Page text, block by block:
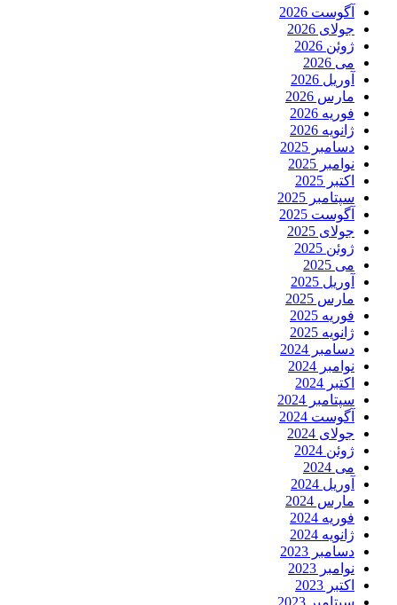
آگوست 2026
جولای 2026
ژوئن 2026
می 2026
آوریل 2026
مارس 2026
فوریه 2026
ژانویه 2026
دسامبر 2025
نوامبر 2025
اکتبر 2025
سپتامبر 2025
آگوست 2025
جولای 2025
ژوئن 2025
می 2025
آوریل 2025
مارس 2025
فوریه 2025
ژانویه 2025
دسامبر 2024
نوامبر 2024
اکتبر 2024
سپتامبر 2024
آگوست 2024
جولای 2024
ژوئن 2024
می 2024
آوریل 2024
مارس 2024
فوریه 2024
ژانویه 2024
دسامبر 2023
نوامبر 2023
اکتبر 2023